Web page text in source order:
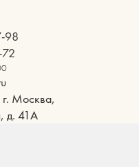
98
Москва,
д. 41А